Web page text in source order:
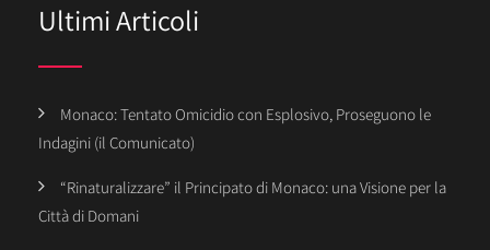
Ultimi Articoli
Monaco: Tentato Omicidio con Esplosivo, Proseguono le
Indagini (il Comunicato)
“Rinaturalizzare” il Principato di Monaco: una Visione per la
Città di Domani